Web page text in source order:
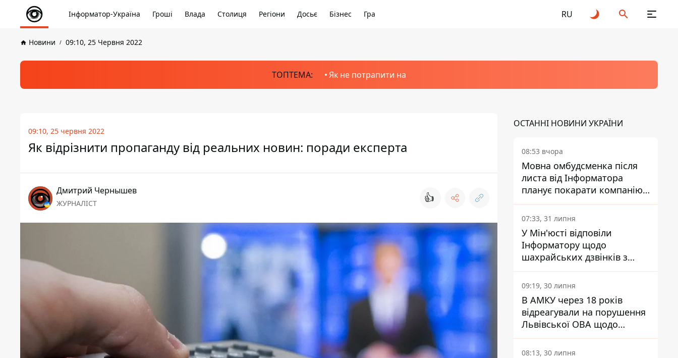
Інформатор-Україна Гроші Влада Столиця Регіони Досьє Бізнес Гра RU
Новини 09:10, 25 Червня 2022
ТОПТЕМА: Як не потрапити на
09:10, 25 червня 2022
Як відрізнити пропаганду від реальних новин: поради експерта
Дмитрий Чернышев
ЖУРНАЛІСТ 👍
ОСТАННІ НОВИНИ УКРАЇНИ
08:53 вчора
Мовна омбудсменка після
листа від Інформатора
планує покарати компанію-
підрядника ПриватБанку
07:33, 31 липня
У Мін'юсті відповіли
Інформатору щодо
шахрайських дзвінків з
камери Сумського СІЗО так,
що ніхто нічого не зрозумів
09:19, 30 липня
В АМКУ через 18 років
відреагували на порушення
Львівської ОВА щодо
харчування у закладах
освіти
08:13, 30 липня